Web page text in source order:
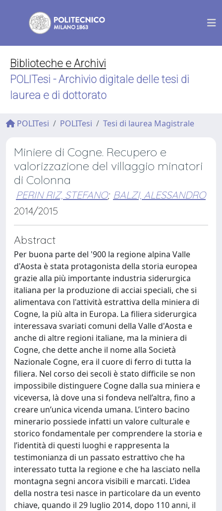
Biblioteche e Archivi
POLITesi - Archivio digitale delle tesi di
laurea e di dottorato
POLITesi POLITesi Tesi di laurea Magistrale
Miniere di Cogne. Recupero e
valorizzazione del villaggio minatori
di Colonna
PERIN RIZ, STEFANO; BALZI, ALESSANDRO
2014/2015
Abstract
Per buona parte del '900 la regione alpina Valle
d'Aosta è stata protagonista della storia europea
grazie alla più importante industria siderurgica
italiana per la produzione di acciai speciali, che si
alimentava con l'attività estrattiva della miniera di
Cogne, la più alta in Europa. La filiera siderurgica
interessava svariati comuni della Valle d'Aosta e
anche di altre regioni italiane, ma la miniera di
Cogne, che dette anche il nome alla Società
Nazionale Cogne, era il cuore di ferro di tutta la
filiera. Nel corso dei secoli è stato difficile se non
impossibile distinguere Cogne dalla sua miniera e
viceversa, là dove una si fondeva nell’altra, fino a
creare un’unica vicenda umana. L’intero bacino
minerario possiede infatti un valore culturale e
storico fondamentale per comprendere la storia e
l’identità di questi luoghi e rappresenta la
testimonianza di un passato estrattivo che ha
interessato tutta la regione e che ha lasciato nella
montagna segni ancora visibili e marcati. L’idea
della nostra tesi nasce in particolare da un evento
chiave, quando il 29 luglio 2014, dopo 110 anni, il